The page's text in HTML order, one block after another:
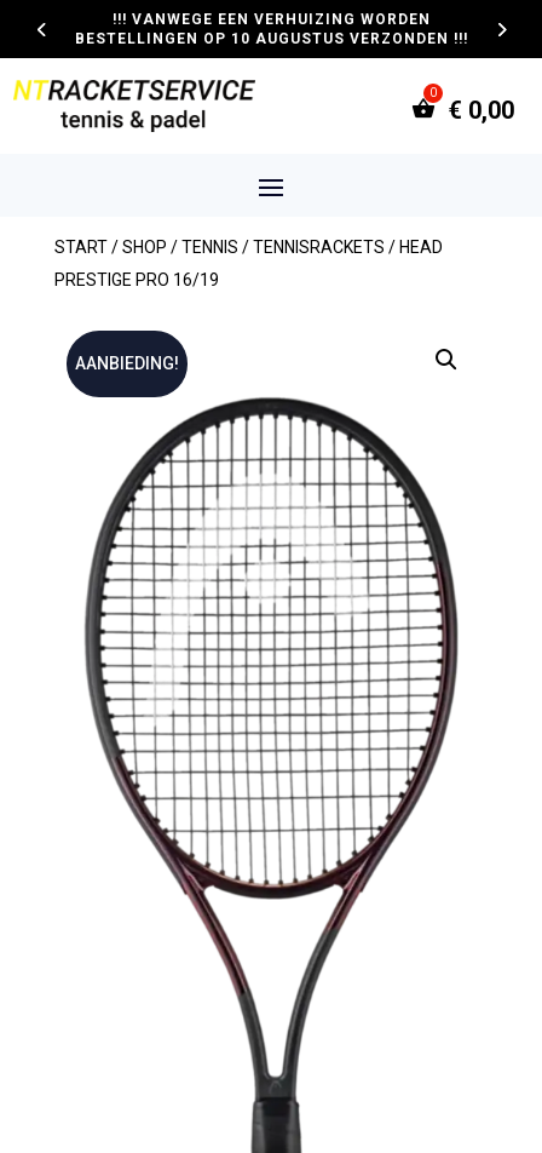
!!! VANWEGE EEN VERHUIZING WORDEN
BESTELLINGEN OP 10 AUGUSTUS VERZONDEN !!!
€ 0,00
START/SHOP /TENNIS /TENNISRACKETS / HEAD
PRESTIGE PRO 16/19
AANBIEDING!